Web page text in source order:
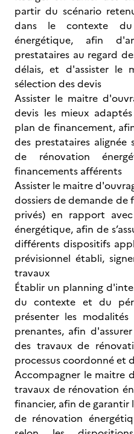
partir du scénario
dans le contexte
énergétique, afin
prestataires au regard
délais, et d'assister le
sélection des devis
Assister le maitre
devis les mieux
plan de financement,
des prestataires
de rénovation
financements afférents
Assister le maitre
dossiers de demande
privés) en rapport
énergétique, afin de
différents dispositifs
prévisionnel établi,
travaux
Établir un planning
du contexte et du
présenter les
prenantes, afin
des travaux de
processus coordonné et
Accompagner le maitre
travaux de rénovation
financier, afin de
de rénovation